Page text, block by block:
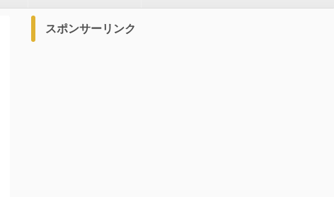
スポンサーリンク